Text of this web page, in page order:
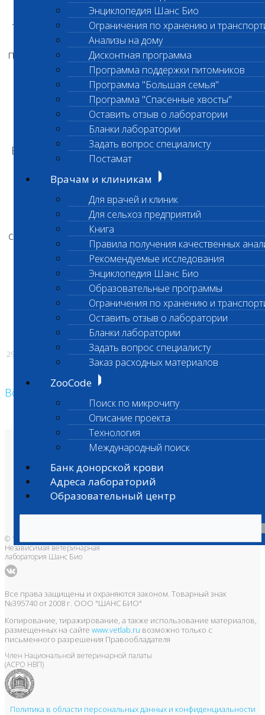
Энциклопедия Шанс Био
Ограничения по хранению и
Анализы на дому
Дисконтная программа
Программа поддержки питомников
Программа "Большая семья"
Программа "Спасенные хвосты"
Оставить отзыв о лаборатории
Бланки лаборатории
Задать вопрос специалисту
Постамат
Врачам и клиникам
Для врачей и клиник
Для сельхоз предприятий
Книга
Правила получения качественных
Рекомендуемые исследования
Энциклопедия Шанс Био
Образовательные программы
Ограничения по хранению и
Оставить отзыв о лаборатории
Бланки лаборатории
Задать вопрос специалисту
Заказ расходных материалов
ZooCode
Поиск по микрочипу
Описание проекта
Технология
Международный поиск
Банк донорской крови
Адреса лабораторий
Образовательный центр
Если предполагается более длительная
транспортировка пробы в лабораторию, для
этого рекомендовано отделить сыворотку/
плазму от эритроцитарного сгустка (в течение
12-ти часов после взятия)
центрифугированием и перелить в пустую
пробирку. В таком виде можно
транспортировать пробу до 8 суток при
хранении в условиях +2-+8 ⁰С.
Если центрифугирование недоступно, можно
отделить сыворотку путем отстаивания
этого подойдут только пробирки с
активатором свертывания – с красной
крышкой): после взятия дать пробирке
отстояться в покое 12 часов, за это время
сформируется сгусток и отделится прозрачная
сыворотка, аккуратно перелить сыворотку в
пустую пробирку.
Стоимость:1600 рублей
*Исследование проводиться только в
филиале на Нагорной
29.02.2024
Возврат к списку
О лаборатории
Ветеринарные центры
Владельцам
Врачам и клиникам
Бланки лаборатории
Банк донорской крови
© 1996-2026
Независимая ветеринарная
лаборатория Шанс Био
Все права защищены и охраняются законом. Товарный знак
№395740 от 2008 г. ООО "ШАНС БИО"
Копирование, тиражирование, а также использование материалов,
размещенных на сайте www.vetlab.ru возможно только с
письменного разрешения Правообладателя
Член Национальной ветеринарной палаты
(АСРО НВП)
Политика в области персональных данных и конфиденциальности